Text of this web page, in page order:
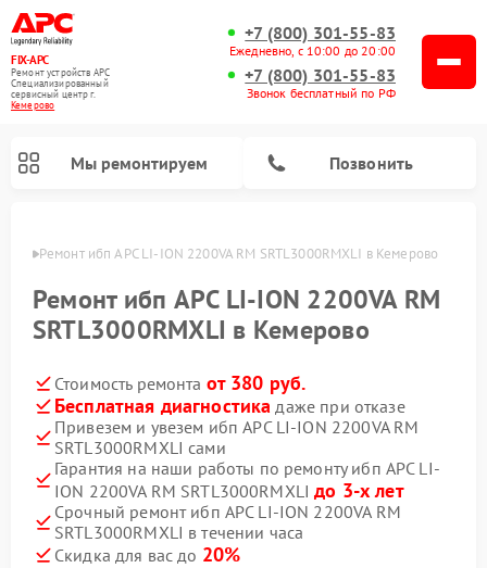
FIX-APC
Ремонт устройств APC
Специализированный
cервисный центр г.
Кемерово
+7 (800) 301-55-83
Ежедневно, с 10:00 до 20:00
+7 (800) 301-55-83
Звонок бесплатный по РФ
Мы ремонтируем Позвонить
Ремонт ибп APC LI-ION 2200VA RM SRTL3000RMXLI в Кемерово
Ремонт ибп APC LI-ION 2200VA RM
SRTL3000RMXLI в Кемерово
Стоимость ремонта от 380 руб.
Бесплатная диагностика даже при отказе
Привезем и увезем ибп APC LI-ION 2200VA RM
SRTL3000RMXLI сами
Гарантия на наши работы по ремонту ибп APC LI-
ION 2200VA RM SRTL3000RMXLIдо 3-х лет
Срочный ремонт ибп APC LI-ION 2200VA RM
SRTL3000RMXLI в течении часа
Скидка для вас до 20%